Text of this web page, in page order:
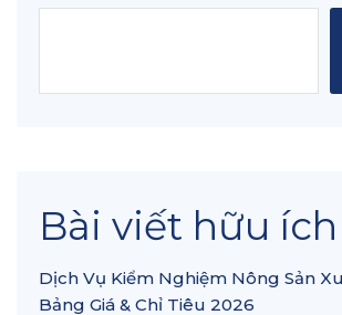
Bài viết hữu ích
Dịch Vụ Kiểm Nghiệm Nông Sản
Bảng Giá & Chỉ Tiêu 2026